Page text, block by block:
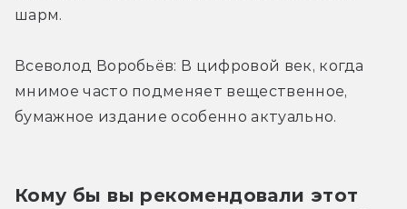
шарм.
Всеволод Воробьёв: В цифровой век, когда
мнимое часто подменяет вещественное,
бумажное издание особенно актуально.
Кому бы вы рекомендовали этот